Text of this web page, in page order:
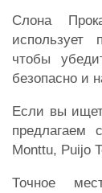
Слона
использует
чтобы
безопасно и
Если вы
предлагаем
Monttu, Puijo
Точное